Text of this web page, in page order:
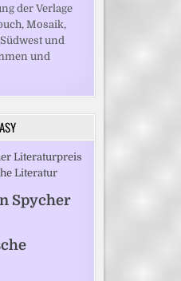
der Verlage
Mosaik,
und
und
Spycher